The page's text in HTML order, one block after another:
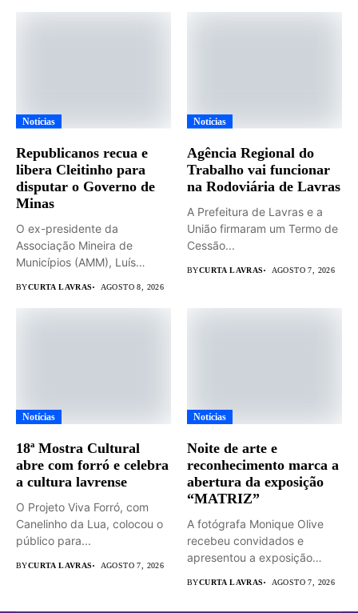
Notícias
Republicanos recua e
libera Cleitinho para
disputar o Governo de
Minas
O ex-presidente da
Associação Mineira de
Municípios (AMM), Luís
BYCURTA LAVRAS AGOSTO 8, 2026
Notícias
Agência Regional do
Trabalho vai funcionar
na Rodoviária de Lavras
A Prefeitura de Lavras e a
União firmaram um Termo de
Cessão...
BYCURTA LAVRAS AGOSTO 7, 2026
Notícias
18ª Mostra Cultural
abre com forró e celebra
a cultura lavrense
O Projeto Viva Forró, com
Canelinho da Lua, colocou o
público para...
BYCURTA LAVRAS AGOSTO 7, 2026
Notícias
Noite de arte e
reconhecimento marca a
abertura da exposição
“MATRIZ”
A fotógrafa Monique Olive
recebeu convidados e
apresentou a exposição
BYCURTA LAVRAS AGOSTO 7, 2026